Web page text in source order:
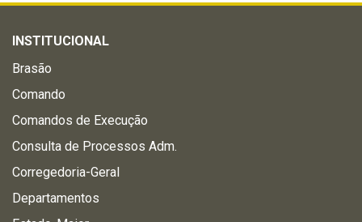
INSTITUCIONAL
Brasão
Comando
Comandos de Execução
Consulta de Processos Adm.
Corregedoria-Geral
Departamentos